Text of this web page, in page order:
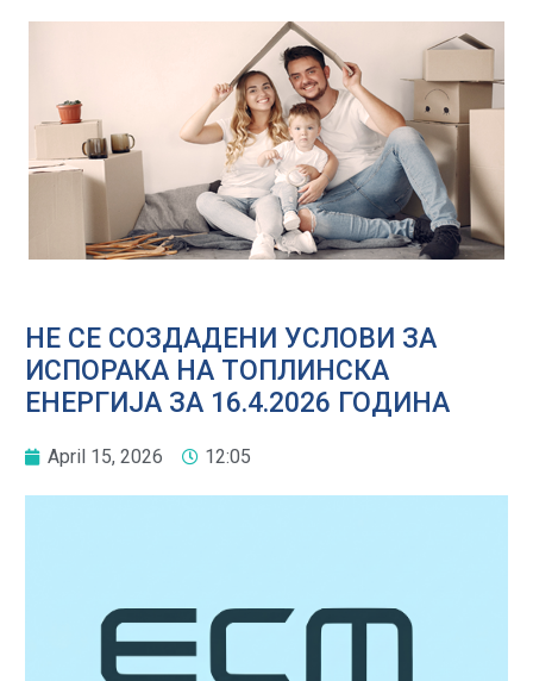
НЕ СЕ СОЗДАДЕНИ УСЛОВИ ЗА
ИСПОРАКА НА ТОПЛИНСКА
ЕНЕРГИЈА ЗА 16.4.2026 ГОДИНА
April 15, 2026 12:05